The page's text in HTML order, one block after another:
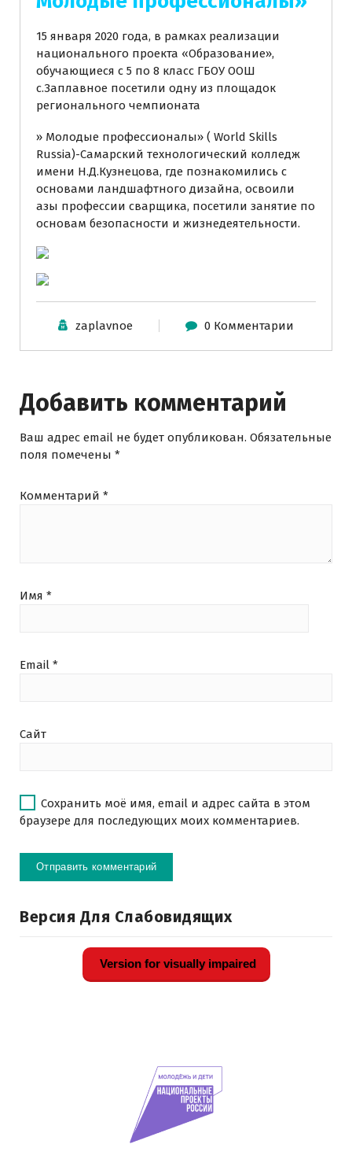
15 января 2020 года, в рамках реализации
национального проекта «Образование»,
обучающиеся с 5 по 8 класс ГБОУ ООШ
с.Заплавное посетили одну из площадок
регионального чемпионата
» Молодые профессионалы» ( World Skills
Russia)-Самарский технологический колледж
имени Н.Д.Кузнецова, где познакомились с
основами ландшафтного дизайна, освоили
азы профессии сварщика, посетили занятие по
основам безопасности и жизнедеятельности.
zaplavnoe 0 Комментарии
Добавить комментарий
Ваш адрес email не будет опубликован. Обязательные
поля помечены *
Комментарий *
Имя *
Email *
Сайт
Сохранить моё имя, email и адрес сайта в этом
браузере для последующих моих комментариев.
Версия Для Слабовидящих
Version for visually impaired